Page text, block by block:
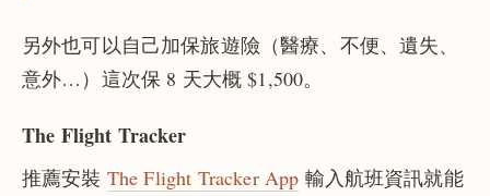
另外也可以自己加保旅遊險（醫療、不便、遺失、
意外…）這次保 8 天大概 $1,500。
The Flight Tracker
推薦安裝 The Flight Tracker App 輸入航班資訊就能